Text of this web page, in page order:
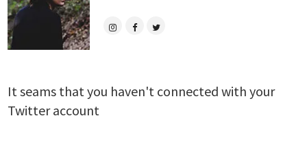
It seams that you haven't connected with your
Twitter account